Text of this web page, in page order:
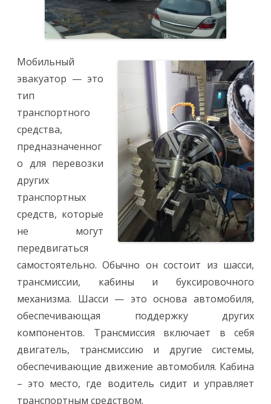
Мобильный
эвакуатор — это
тип
транспортного
средства,
предназначенног
о для перевозки
других
транспортных
средств, которые
не могут
передвигаться
самостоятельно. Обычно он состоит из шасси,
трансмиссии, кабины и буксировочного
механизма. Шасси — это основа автомобиля,
обеспечивающая поддержку других
компонентов. Трансмиссия включает в себя
двигатель, трансмиссию и другие системы,
обеспечивающие движение автомобиля. Кабина
– это место, где водитель сидит и управляет
транспортным средством.